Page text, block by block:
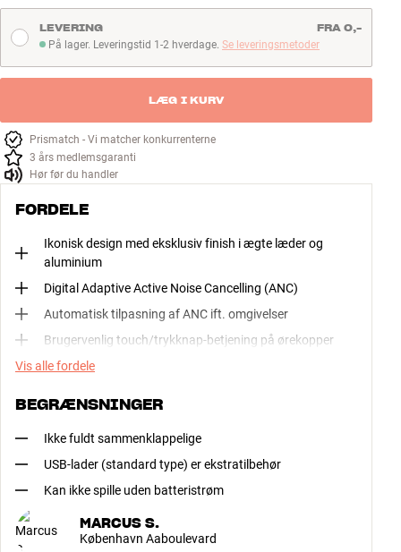
På lager. Leveringstid 1-2 hverdage
På lager. Leveringstid 1-2 hverdage. Se leveringsmetoder
LEVERING FRA 0,-
LÆG I KURV
Prismatch - Vi matcher konkurrenterne
3 års medlemsgaranti
Hør før du handler
FORDELE
Ikonisk design med eksklusiv finish i ægte læder og
aluminium
Digital Adaptive Active Noise Cancelling (ANC)
Automatisk tilpasning af ANC ift. omgivelser
Brugervenlig touch/trykknap-betjening på ørekopper
Vis alle fordele
BEGRÆNSNINGER
Ikke fuldt sammenklappelige
USB-lader (standard type) er ekstratilbehør
Kan ikke spille uden batteristrøm
MARCUS S.
København Aaboulevard